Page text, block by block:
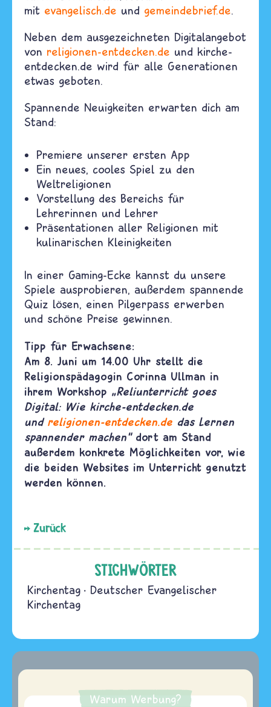
mit evangelisch.de und gemeindebrief.de.
Neben dem ausgezeichneten Digitalangebot
von religionen-entdecken.de und kirche-
entdecken.de wird für alle Generationen
etwas geboten.
Spannende Neuigkeiten erwarten dich am
Stand:
Premiere unserer ersten App
Ein neues, cooles Spiel zu den
Weltreligionen
Vorstellung des Bereichs für
Lehrerinnen und Lehrer
Präsentationen aller Religionen mit
kulinarischen Kleinigkeiten
In einer Gaming-Ecke kannst du unsere
Spiele ausprobieren, außerdem spannende
Quiz lösen, einen Pilgerpass erwerben
und schöne Preise gewinnen.
Tipp für Erwachsene:
Am 8. Juni um 14.00 Uhr stellt die
Religionspädagogin Corinna Ullman in
ihrem Workshop „Reliunterricht goes
Digital: Wie kirche-entdecken.de
und religionen-entdecken.de das Lernen
spannender machen“ dort am Stand
außerdem konkrete Möglichkeiten vor, wie
die beiden Websites im Unterricht genutzt
werden können.
Zurück
STICHWÖRTER
Kirchentag
Deutscher Evangelischer
Kirchentag
Warum Werbung?